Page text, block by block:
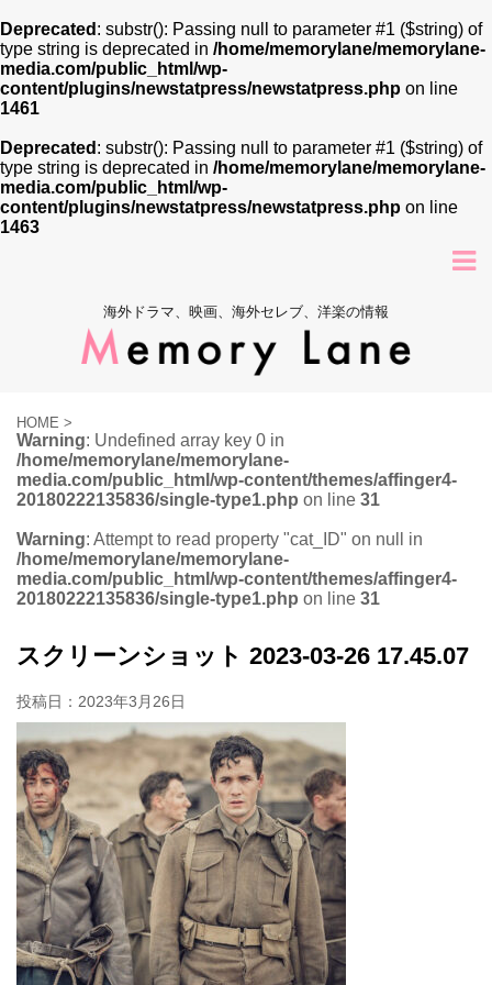
Deprecated : substr(): Passing null to parameter #1 ($string) of
type string is deprecated in /home/memorylane/memorylane-
media.com/public_html/wp-
content/plugins/newstatpress/newstatpress.php on line
1461
Deprecated : substr(): Passing null to parameter #1 ($string) of
type string is deprecated in /home/memorylane/memorylane-
media.com/public_html/wp-
content/plugins/newstatpress/newstatpress.php on line
1463
海外ドラマ、映画、海外セレブ、洋楽の情報
HOME >
Warning: Undefined array key 0 in
/home/memorylane/memorylane-
media.com/public_html/wp-content/themes/affinger4-
20180222135836/single-type1.php on line 31
Warning: Attempt to read property "cat_ID" on null in
/home/memorylane/memorylane-
media.com/public_html/wp-content/themes/affinger4-
20180222135836/single-type1.php on line 31
スクリーンショット 2023-03-26 17.45.07
投稿日： 2023年3月26日